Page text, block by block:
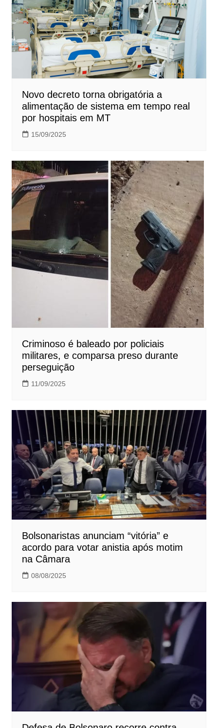
Novo decreto torna obrigatória a
alimentação de sistema em tempo real
por hospitais em MT
15/09/2025
Criminoso é baleado por policiais
militares, e comparsa preso durante
perseguição
11/09/2025
Bolsonaristas anunciam “vitória” e
acordo para votar anistia após motim
na Câmara
08/08/2025